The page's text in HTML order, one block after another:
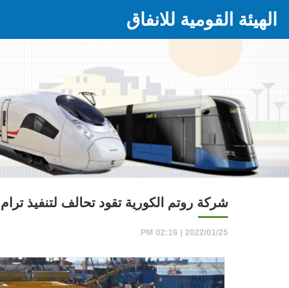
الهيئة القومية للانفاق
شركة روتم الكورية تقود تحالف لتنفيذ ترام
2022/01/25 | 02:16 PM